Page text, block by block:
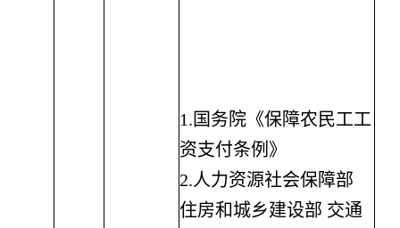
1.国务院《保障农民工工
资支付条例》
2.人力资源社会保障部
住房和城乡建设部 交通